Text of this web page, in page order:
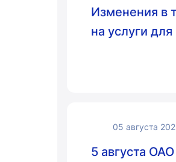
Изменения в
на услуги
05 августа
5 августа